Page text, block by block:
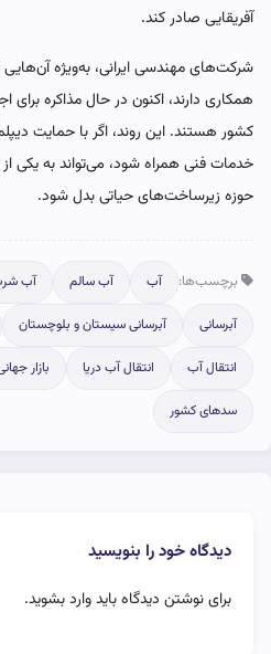
آفریقایی صادر کند.
شرکت‌های مهندسی ایرانی، به‌ویژه آن‌هایی
همکاری دارند، اکنون در حال مذاکره
کشور هستند. این روند، اگر با حمایت
خدمات فنی همراه شود، می‌تواند به یکی
حوزه زیرساخت‌های حیاتی بدل شود.
برچسب‌ها: آب آب سالم آب
آبرسانی آبرسانی سیستان و بلوچستان
انتقال آب انتقال آب دریا بازار
سدهای کشور
دیدگاه خود را بنویسید
برای نوشتن دیدگاه بایدوارد بشوید.